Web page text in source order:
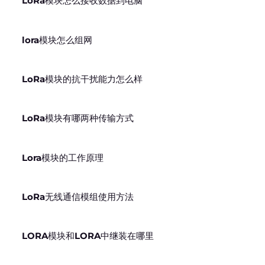
lora模块怎么组网
LoRa模块的抗干扰能力怎么样
LoRa模块有哪两种传输方式
Lora模块的工作原理
LoRa无线通信模组使用方法
LORA模块和LORA中继装在哪里